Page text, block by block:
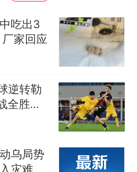
吃出3
家回应
逆转勒
全胜！
乌局势
灾难